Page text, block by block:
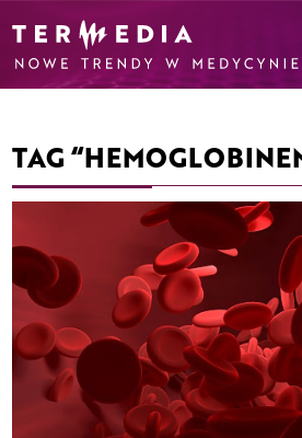
TAG